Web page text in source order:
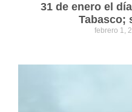
31 de enero el
Tabasco;
febrero 1,